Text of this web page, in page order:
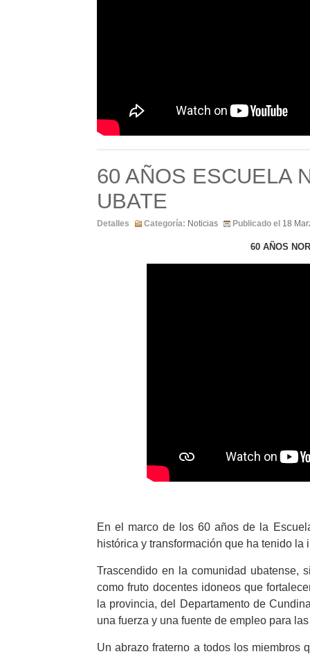
60 AÑOS ESCUELA
UBATE
Detalles Categoría: Noticias Publicado el 18
60 AÑOS
En el marco de los 60 años de la
histórica y transformación que ha tenido
Trascendido en la comunidad ubatense,
como fruto docentes idoneos que
la provincia, del Departamento de
una fuerza y una fuente de empleo para
Un abrazo fraterno a todos los